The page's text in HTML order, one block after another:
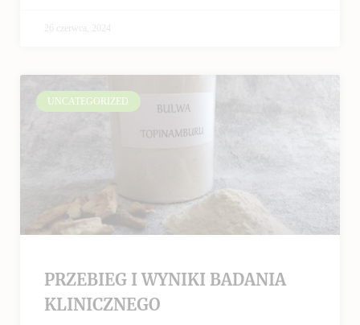
26 czerwca, 2024
UNCATEGORIZED
PRZEBIEG I WYNIKI BADANIA
KLINICZNEGO